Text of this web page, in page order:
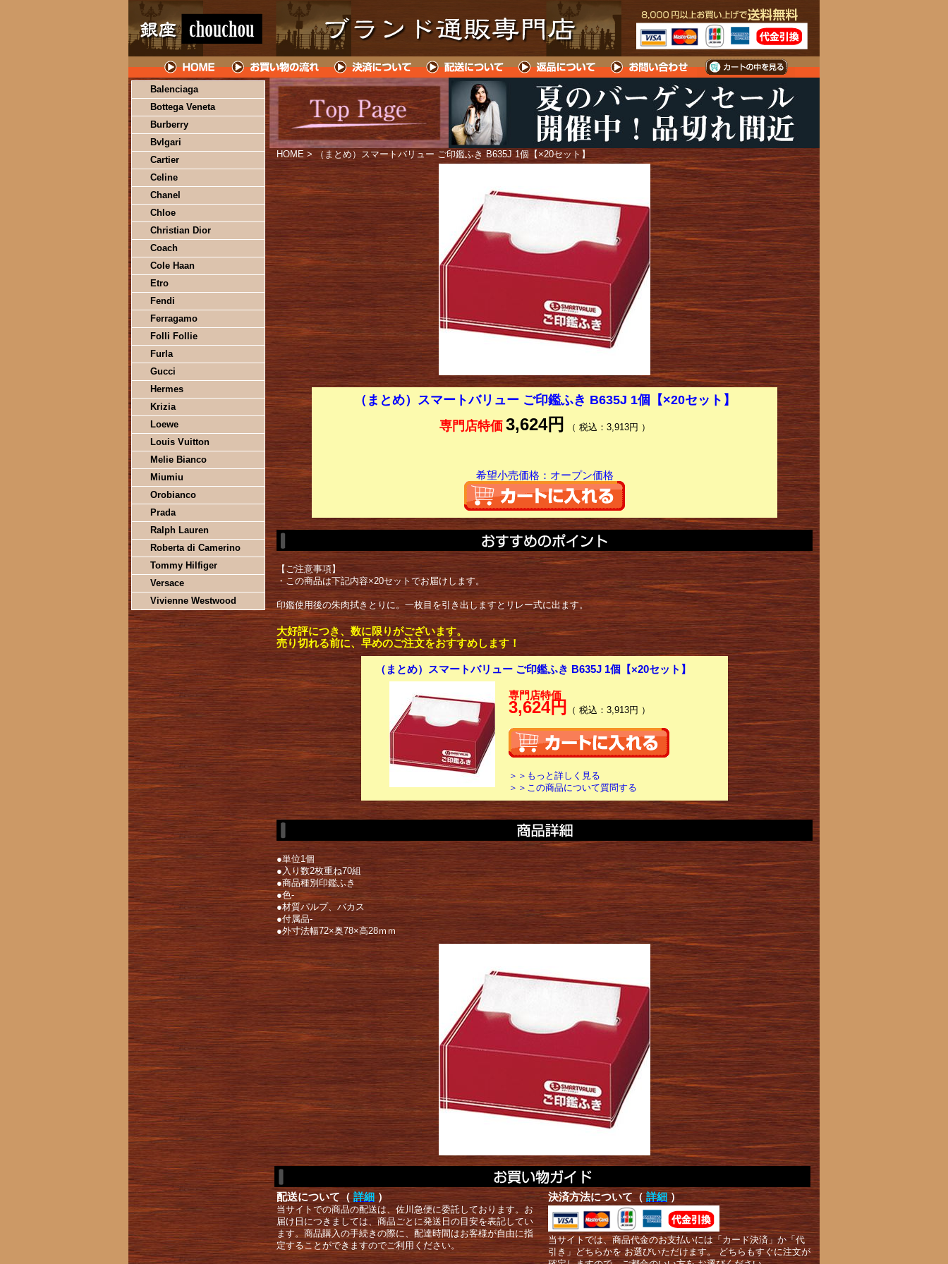
Balenciaga
Bottega Veneta
Burberry
Bvlgari
Cartier
Celine
Chanel
Chloe
Christian Dior
Coach
Cole Haan
Etro
Fendi
Ferragamo
Folli Follie
Furla
Gucci
Hermes
Krizia
Loewe
Louis Vuitton
Melie Bianco
Miumiu
Orobianco
Prada
Ralph Lauren
Roberta di Camerino
Tommy Hilfiger
Versace
Vivienne Westwood
HOME > （まとめ）スマートバリュー ご印鑑ふき B635J 1個【×20セット】
（まとめ）スマートバリュー ご印鑑ふき B635J 1個【×20セット】
専門店特価 3,624円 （ 税込：3,913円 ）
希望小売価格：オープン価格
【ご注意事項】
・この商品は下記内容×20セットでお届けします。
印鑑使用後の朱肉拭きとりに。一枚目を引き出しますとリレー式に出ます。
大好評につき、数に限りがございます。
売り切れる前に、早めのご注文をおすすめします！
（まとめ）スマートバリュー ご印鑑ふき B635J 1個【×20セット】
専門店特価
3,624円 （ 税込：3,913円 ）
＞＞もっと詳しく見る
＞＞この商品について質問する
●単位1個
●入り数2枚重ね70組
●商品種別印鑑ふき
●色-
●材質パルプ、バカス
●付属品-
●外寸法幅72×奥78×高28ｍｍ
配送について（ 詳細 ）
当サイトでの商品の配送は、佐川急便に委託しております。お
届け日につきましては、商品ごとに発送日の目安を表記してい
ます。商品購入の手続きの際に、配達時間はお客様が自由に指
定することができますのでご利用ください。
決済方法について（ 詳細 ）
当サイトでは、商品代金のお支払いには「カード決済」か「代
引き」どちらかを お選びいただけます。 どちらもすぐに注文が